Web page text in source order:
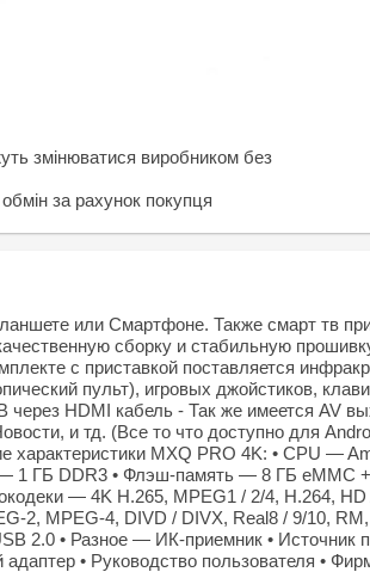
змінюватися виробником без
за рахунок покупця
или Смартфоне. Также смарт тв
сборку и стабильную
с приставкой поставляется
пульт), игровых джойстиков,
HDMI кабель - Так же имеется AV
и тд. (Все то что доступно для
характеристики MXQ PRO 4K: • CPU —
ГБ DDR3 • Флэш-память — 8 ГБ eMMC +
— 4K H.265, MPEG1 / 2/4, H.264,
2, MPEG-4, DIVD / DIVX, Real8 / 9/10,
2.0 • Разное — ИК-приемник •
• Руководство пользователя •